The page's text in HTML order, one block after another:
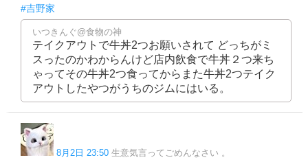
#吉野家
いつきんぐ@食物の神
テイクアウトで牛丼2つお願いされて どっちがミ
スったのかわからんけど店内飲食で牛丼２つ来ち
ゃってその牛丼2つ食ってからまた牛丼2つテイク
アウトしたやつがうちのジムにはいる。
8月2日 23:50 生意気言ってごめんなさい 。